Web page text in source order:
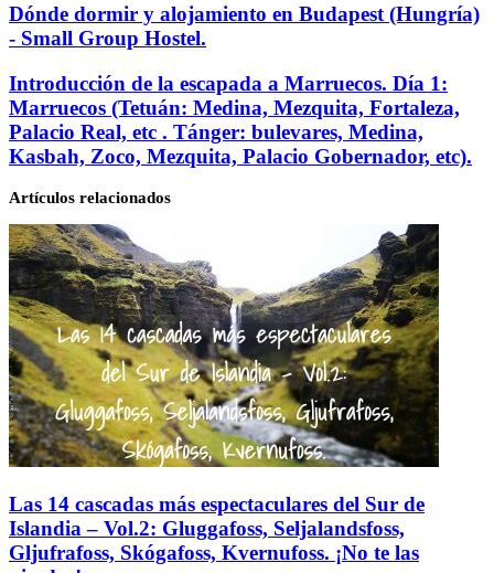
Dónde
dormir
y
en
Budapest
(Hungría)
-
Small
Group
Hostel.
Dónde dormir y alojamiento en Budapest (Hungría)
- Small Group Hostel.
Introducción
de
la
escapada
a
Día
Marruecos
(Tetuán:
Medina,
Mezquita,
Fortaleza,
Palacio
Real,
etc
.
Tánger:
bulevares,
Medina,
Zoco,
Mezquita,
Palacio
Gobernador,
Introducción de la escapada a Marruecos. Día 1:
Marruecos (Tetuán: Medina, Mezquita, Fortaleza,
Palacio Real, etc . Tánger: bulevares, Medina,
Kasbah, Zoco, Mezquita, Palacio Gobernador, etc).
Artículos relacionados
Las 14 cascadas más espectaculares del Sur de
Islandia – Vol.2: Gluggafoss, Seljalandsfoss,
Gljufrafoss, Skógafoss, Kvernufoss. ¡No te las